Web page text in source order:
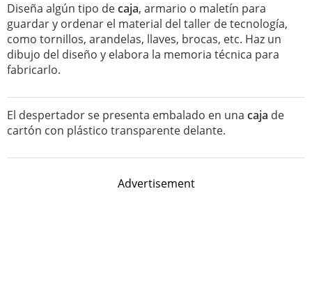
Diseña algún tipo decaja, armario o maletín para
guardar y ordenar el material del taller de tecnología,
como tornillos, arandelas, llaves, brocas, etc. Haz un
dibujo del diseño y elabora la memoria técnica para
fabricarlo.
El despertador se presenta embalado en una caja de
cartón con plástico transparente delante.
Advertisement